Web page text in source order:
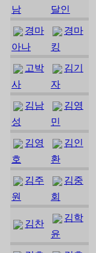
남
달인
경마
아나
경마
킹
고박
사
김기
자
김남
성
김영
민
김영
호
김인
환
김주
원
김중
회
김찬
김학
윤